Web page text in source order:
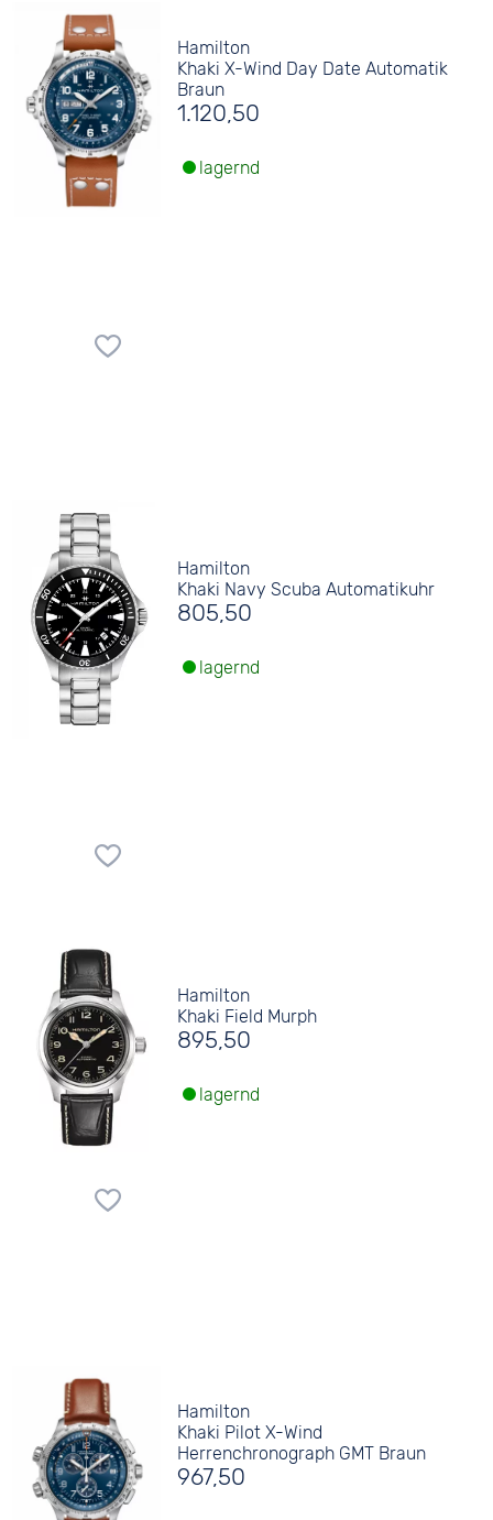
Hamilton
Khaki X-Wind Day Date Automatik
Braun
1.120,50
lagernd
Hamilton
Khaki Navy Scuba Automatikuhr
805,50
lagernd
Hamilton
Khaki Field Murph
895,50
lagernd
Hamilton
Khaki Pilot X-Wind
Herrenchronograph GMT Braun
967,50